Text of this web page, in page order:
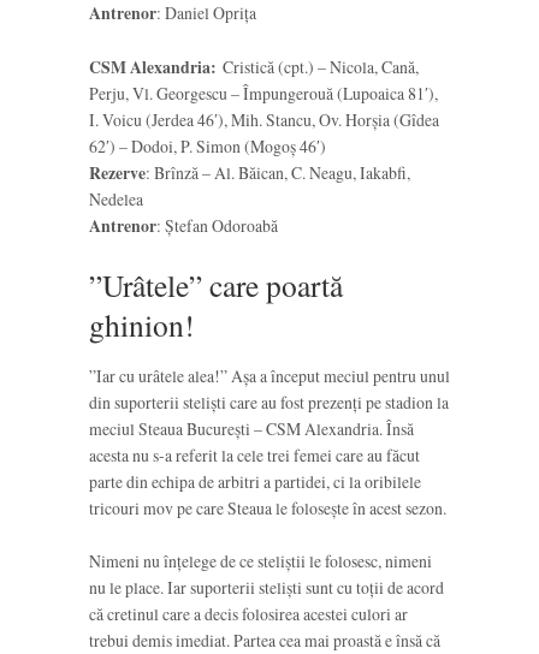
Antrenor: Daniel Oprița
CSM Alexandria: Cristică (cpt.) – Nicola, Cană,
Perju, Vl. Georgescu – Împungerouă (Lupoaica 81′),
I. Voicu (Jerdea 46′), Mih. Stancu, Ov. Horșia (Gîdea
62′) – Dodoi, P. Simon (Mogoș 46′)
Rezerve: Brînză – Al. Băican, C. Neagu, Iakabfi,
Nedelea
Antrenor: Ștefan Odoroabă
”Urâtele” care poartă
ghinion!
”Iar cu urâtele alea!” Așa a început meciul pentru unul
din suporterii steliști care au fost prezenți pe stadion la
meciul Steaua București – CSM Alexandria. Însă
acesta nu s-a referit la cele trei femei care au făcut
parte din echipa de arbitri a partidei, ci la oribilele
tricouri mov pe care Steaua le folosește în acest sezon.
Nimeni nu înțelege de ce steliștii le folosesc, nimeni
nu le place. Iar suporterii steliști sunt cu toții de acord
că cretinul care a decis folosirea acestei culori ar
trebui demis imediat. Partea cea mai proastă e însă că